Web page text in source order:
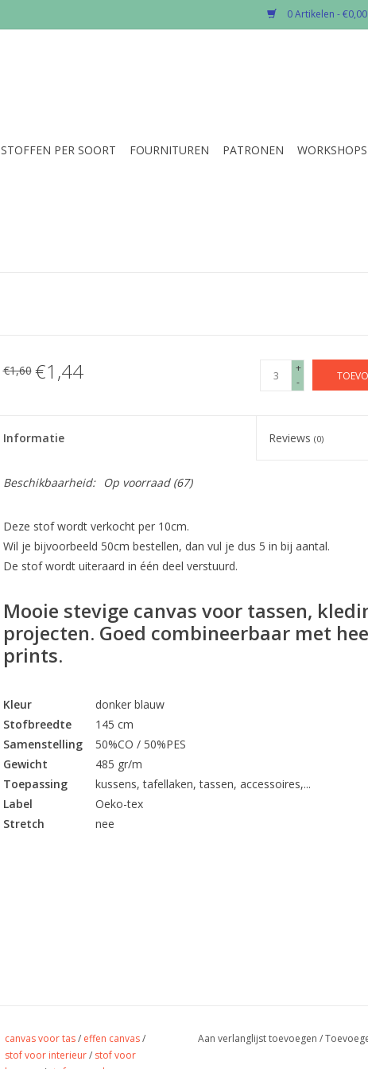
0 Artikelen - €0,00
STOFFEN PER SOORT FOURNITUREN PATRONEN WORKSHOPS
€1,60 €1,44
+
-
Informatie Reviews(0)
Beschikbaarheid: Op voorraad(67)
Deze stof wordt verkocht per 10cm.
Wil je bijvoorbeeld 50cm bestellen, dan vul je dus 5 in bij aantal.
De stof wordt uiteraard in één deel verstuurd.
Mooie stevige canvas voor tassen,
projecten. Goed combineerbaar met
prints.
Kleur
donker blauw
Stofbreedte
145 cm
Samenstelling
50%CO / 50%PES
Gewicht
485 gr/m
Toepassing
kussens, tafellaken, tassen, accessoires,...
Label
Oeko-tex
Stretch
nee
canvas voor tas/ effen canvas/
stof voor interieur/ stof voor
Aan verlanglijst toevoegen /